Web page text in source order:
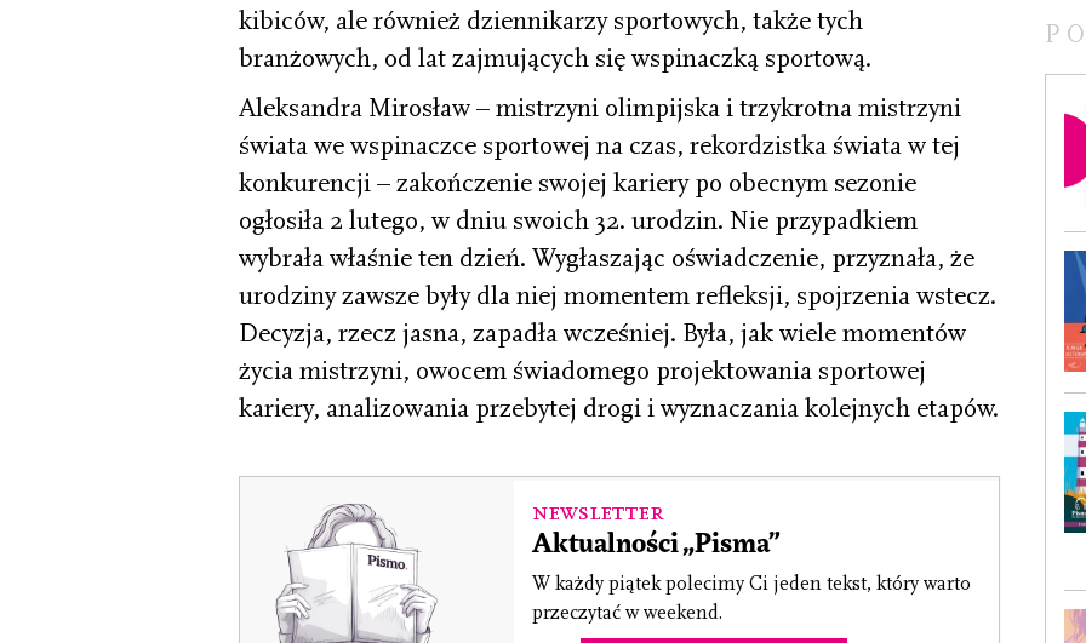
kibiców, ale również dziennikarzy sportowych, także tych
branżowych, od lat zajmujących się wspinaczką sportową.
Aleksandra Mirosław – mistrzyni olimpijska i trzykrotna mistrzyni
świata we wspinaczce sportowej na czas, rekordzistka świata w tej
konkurencji – zakończenie swojej kariery po obecnym sezonie
ogłosiła 2 lutego, w dniu swoich 32. urodzin. Nie przypadkiem
wybrała właśnie ten dzień. Wygłaszając oświadczenie, przyznała, że
urodziny zawsze były dla niej momentem refleksji, spojrzenia wstecz.
Decyzja, rzecz jasna, zapadła wcześniej. Była, jak wiele momentów
życia mistrzyni, owocem świadomego projektowania sportowej
kariery, analizowania przebytej drogi i wyznaczania kolejnych etapów.
Newsletter
Aktualności „Pisma”
W każdy piątek polecimy Ci jeden tekst, który warto
przeczytać w weekend.